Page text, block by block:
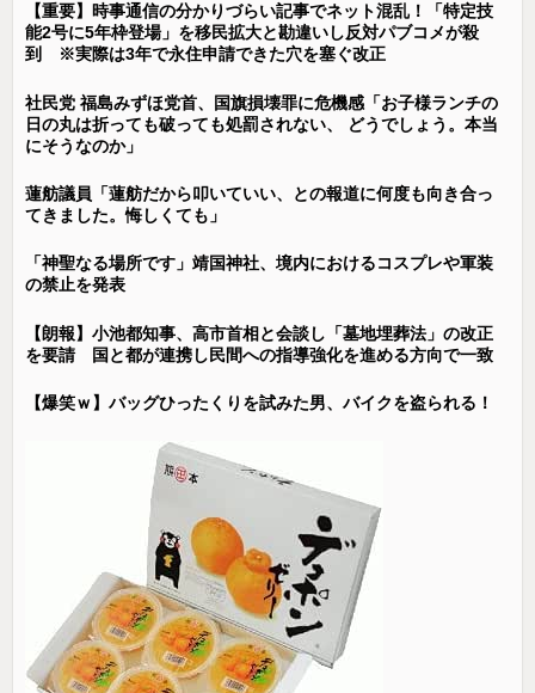
【重要】時事通信の分かりづらい記事でネット混乱！「特定技
能2号に5年枠登場」を移民拡大と勘違いし反対パブコメが殺
到 ※実際は3年で永住申請できた穴を塞ぐ改正
社民党 福島みずほ党首、国旗損壊罪に危機感「お子様ランチの
日の丸は折っても破っても処罰されない、 どうでしょう。本当
にそうなのか」
蓮舫議員「蓮舫だから叩いていい、との報道に何度も向き合っ
てきました。悔しくても」
「神聖なる場所です」靖国神社、境内におけるコスプレや軍装
の禁止を発表
【朗報】小池都知事、高市首相と会談し「墓地埋葬法」の改正
を要請 国と都が連携し民間への指導強化を進める方向で一致
【爆笑ｗ】バッグひったくりを試みた男、バイクを盗られる！